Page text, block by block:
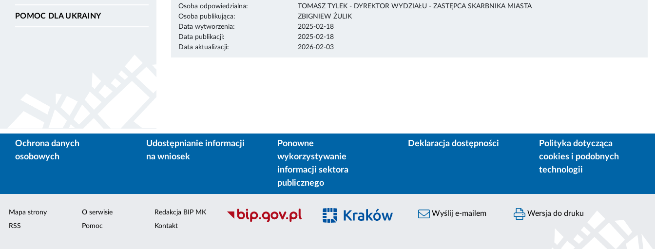
POMOC DLA UKRAINY
Osoba odpowiedzialna:
TOMASZ TYLEK - DYREKTOR WYDZIAŁU - ZASTĘPCA SKARBNIKA MIASTA
Osoba publikująca:
ZBIGNIEW ŻULIK
Data wytworzenia:
2025-02-18
Data publikacji:
2025-02-18
Data aktualizacji:
2026-02-03
Ochrona danych
osobowych
Udostępnianie informacji
na wniosek
Ponowne
wykorzystywanie
informacji sektora
publicznego
Deklaracja dostępności
Polityka dotycząca
cookies i podobnych
technologii
Mapa strony
RSS
O serwisie
Pomoc
Redakcja BIP MK
Kontakt
Wyślij e-mailem Wersja do druku